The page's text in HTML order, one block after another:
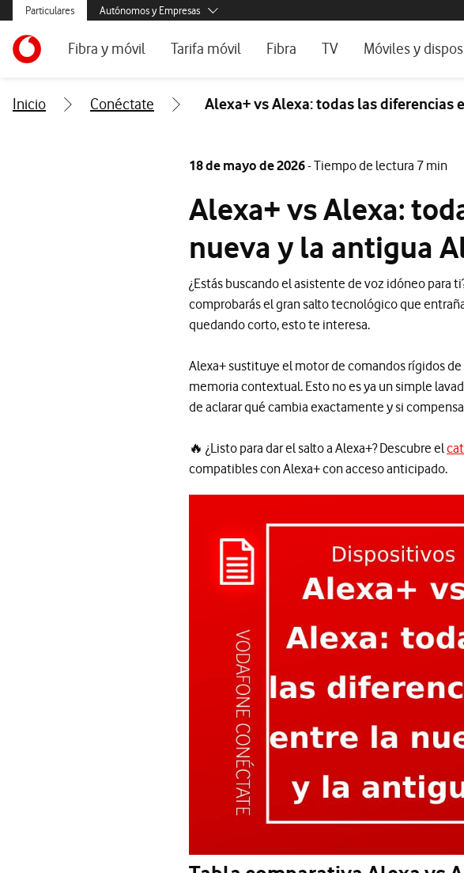
Menús secundarios. Enlace a particulares, empresas y autónomos, ayuda e idioma
Particulares
Menus de segmentación para empresas y autónomos
Autónomos y Empresas
Pymes
Ir a la pagina principal de vodafone.es
Fibra y móvil Tarifa móvil Fibra TV Móviles y
Inicio Conéctate Alexa+ vs Alexa: todas las diferencias
18 de mayo de 2026- Tiempo de lectura 7 min
Alexa+ vs Alexa:
nueva y la antigua
¿Estás buscando el asistente de voz idóneo para
comprobarás el gran salto tecnológico que
quedando corto, esto te interesa.
Alexa+ sustituye el motor de comandos rígidos
memoria contextual. Esto no es ya un simple
de aclarar qué cambia exactamente y si
🔥 ¿Listo para dar el salto a Alexa+? Descubre el
compatibles con Alexa+ con acceso anticipado.